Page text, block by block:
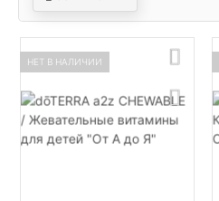
НЕТ В НАЛИЧИИ